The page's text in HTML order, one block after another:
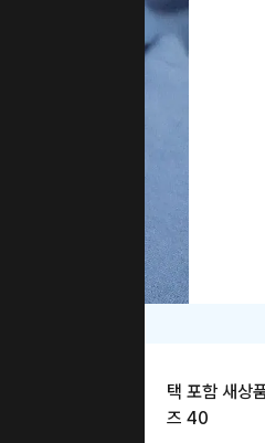
택 포함 새상
즈 40